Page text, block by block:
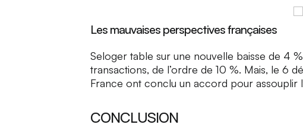
Les mauvaises perspectives françaises
Seloger table sur une nouvelle baisse de 4
transactions, de l’ordre de 10 %. Mais, le 6
France ont conclu un accord pour assouplir
CONCLUSION